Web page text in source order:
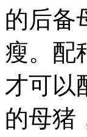
的后备
瘦。配
才可以
的母猪